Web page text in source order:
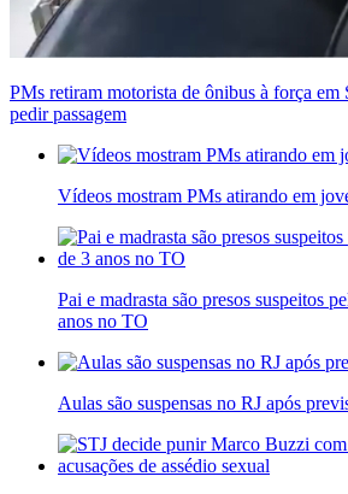
PMs retiram motorista de ônibus à força em
pedir passagem
Vídeos mostram PMs atirando em
Pai e madrasta são presos suspeitos
anos no TO
Aulas são suspensas no RJ após